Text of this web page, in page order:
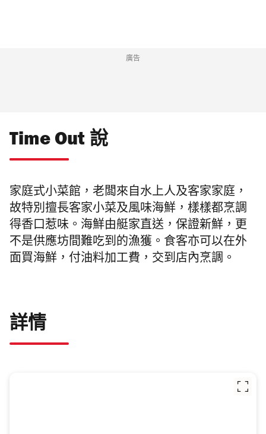
廣告
Time Out 說
家庭式小菜館，老闆來自水上人及客家家庭，
故特別擅長客家小菜及風味海鮮，樣樣都烹調
得香口惹味。海鮮由艇家直送，保證新鮮，更
不是供應坊間難吃到的漁獲。食客亦可以在外
面買海鮮，付油料加工費，交到店內烹調。
詳情